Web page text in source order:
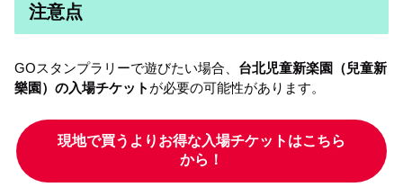
注意点
GOスタンプラリーで遊びたい場合、 台北児童新楽園（兒童新
樂園）の入場チケット が必要の可能性があります。
現地で買うよりお得な入場チケットはこちら
から！